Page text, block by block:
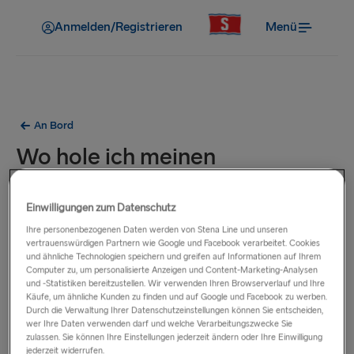
Anmelden/Registrieren Menü
An Bord
Wo hole ich meinen
Ihre Schlüsselkarte wird beim Check-in ausgestellt, wenn Sie
eine Kabine im Voraus gebucht haben. Wenn Sie ein
Upgrade auf eine Kabine an Bord durchführen, stellt Ihnen
unser Gästeservice-Team Ihre Schlüsselkarte aus.
Einwilligungen zum Datenschutz
Ihre personenbezogenen Daten werden von Stena Line und unseren
vertrauenswürdigen Partnern wie Google und Facebook verarbeitet. Cookies
und ähnliche Technologien speichern und greifen auf Informationen auf Ihrem
Computer zu, um personalisierte Anzeigen und Content-Marketing-Analysen
und -Statistiken bereitzustellen. Wir verwenden Ihren Browserverlauf und Ihre
Käufe, um ähnliche Kunden zu finden und auf Google und Facebook zu werben.
Durch die Verwaltung Ihrer Datenschutzeinstellungen können Sie entscheiden,
wer Ihre Daten verwenden darf und welche Verarbeitungszwecke Sie
zulassen. Sie können Ihre Einstellungen jederzeit ändern oder Ihre Einwilligung
jederzeit widerrufen.